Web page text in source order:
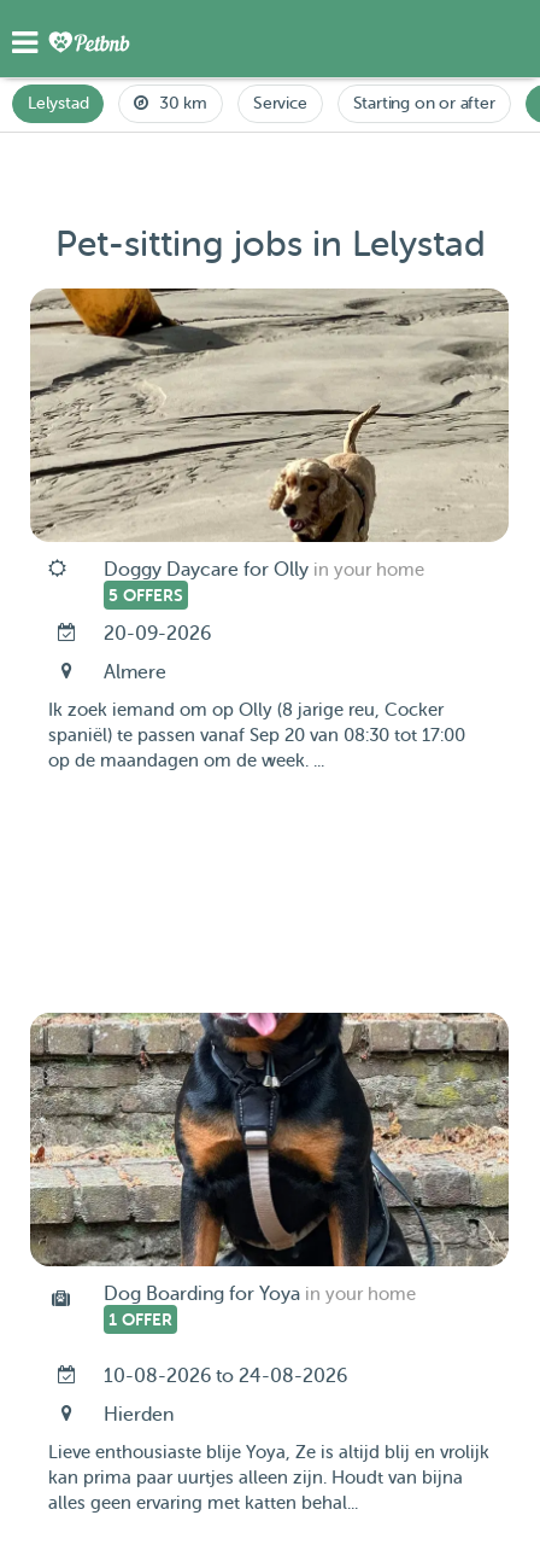
Lelystad 30 km Service Starting on or after
Pet-sitting jobs in Lelystad
Doggy Daycare for Olly in your home
5 OFFERS
20-09-2026
Almere
Ik zoek iemand om op Olly (8 jarige reu, Cocker
spaniël) te passen vanaf Sep 20 van 08:30 tot 17:00
op de maandagen om de week. ...
Dog Boarding for Yoya in your home
1 OFFER
10-08-2026 to 24-08-2026
Hierden
Lieve enthousiaste blije Yoya, Ze is altijd blij en vrolijk
kan prima paar uurtjes alleen zijn. Houdt van bijna
alles geen ervaring met katten behal...